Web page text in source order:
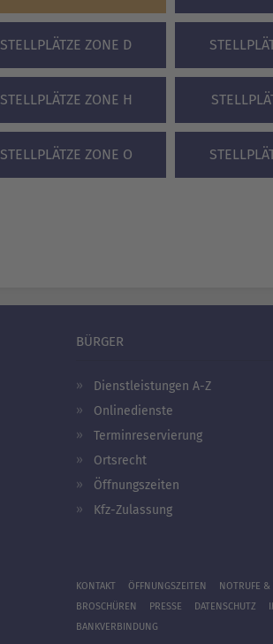
STELLPLÄTZE ZONE D
STELLPLÄTZE ZONE H
STELLPLÄTZE ZONE O
BÜRGER
Dienstleistungen A-Z
Onlinedienste
Terminreservierung
Ortsrecht
Öffnungszeiten
Kfz-Zulassung
KONTAKT ÖFFNUNGSZEITEN NOTRUFE
BROSCHÜREN
PRESSE DATENSCHUTZ
BANKVERBINDUNG